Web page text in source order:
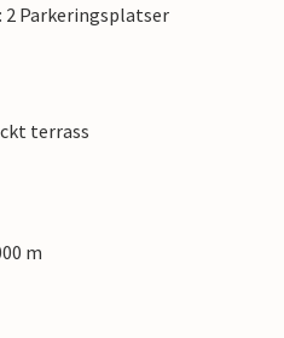
Parkeringsplatser
terrass
m